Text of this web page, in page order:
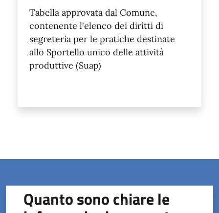
Tabella approvata dal Comune,
contenente l'elenco dei diritti di
segreteria per le pratiche destinate
allo Sportello unico delle attività
produttive (Suap)
Quanto sono chiare le